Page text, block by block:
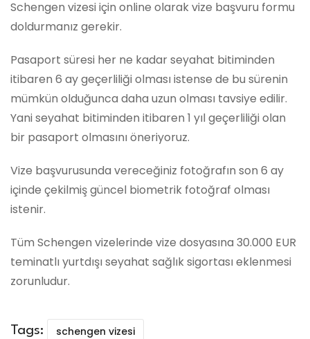
Schengen vizesi için online olarak vize başvuru formu
doldurmanız gerekir.
Pasaport süresi her ne kadar seyahat bitiminden
itibaren 6 ay geçerliliği olması istense de bu sürenin
mümkün olduğunca daha uzun olması tavsiye edilir.
Yani seyahat bitiminden itibaren 1 yıl geçerliliği olan
bir pasaport olmasını öneriyoruz.
Vize başvurusunda vereceğiniz fotoğrafın son 6 ay
içinde çekilmiş güncel biometrik fotoğraf olması
istenir.
Tüm Schengen vizelerinde vize dosyasına 30.000 EUR
teminatlı yurtdışı seyahat sağlık sigortası eklenmesi
zorunludur.
Tags: schengen vizesi